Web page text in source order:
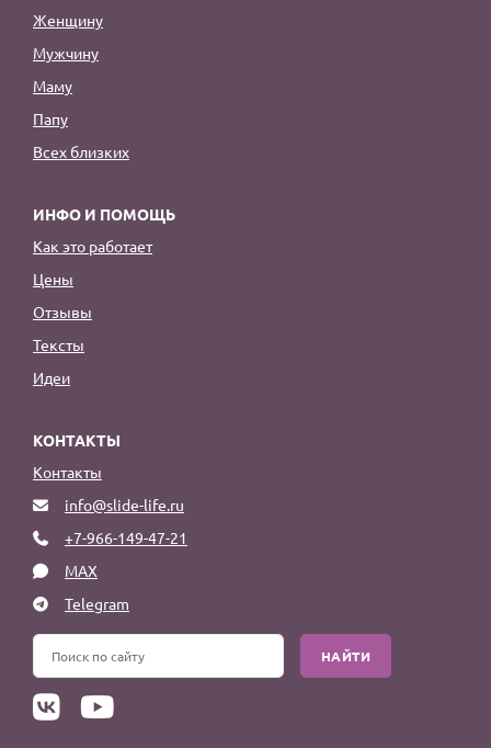
Женщину
Мужчину
Маму
Папу
Всех близких
ИНФО И ПОМОЩЬ
Как это работает
Цены
Отзывы
Тексты
Идеи
КОНТАКТЫ
Контакты
info@slide-life.ru
+7-966-149-47-21
MAX
Telegram
НАЙТИ